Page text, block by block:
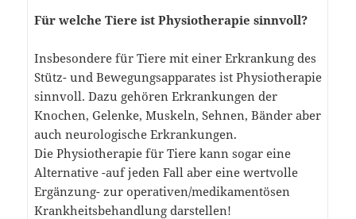
Für welche Tiere ist Physiotherapie sinnvoll?
Insbesondere für Tiere mit einer Erkrankung des
Stütz- und Bewegungsapparates ist Physiotherapie
sinnvoll. Dazu gehören Erkrankungen der
Knochen, Gelenke, Muskeln, Sehnen, Bänder aber
auch neurologische Erkrankungen.
Die Physiotherapie für Tiere kann sogar eine
Alternative -auf jeden Fall aber eine wertvolle
Ergänzung- zur operativen/medikamentösen
Krankheitsbehandlung darstellen!